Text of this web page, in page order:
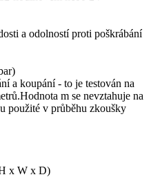
a odolností proti poškrábání
a koupání - to je testován na
m se nevztahuje na
použité v průběhu zkoušky
x W x D)